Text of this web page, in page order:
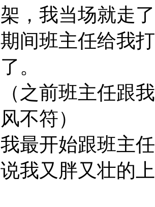
架，我当场就走
期间班主任给我
了。
（之前班主任跟
风不符）
我最开始跟班主
说我又胖又壮的